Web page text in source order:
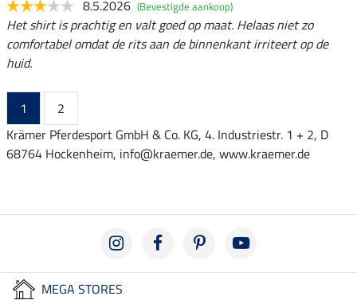
8.5.2026 (Bevestigde aankoop)
Het shirt is prachtig en valt goed op maat. Helaas niet zo
comfortabel omdat de rits aan de binnenkant irriteert op de
huid.
1
2
Krämer Pferdesport GmbH & Co. KG, 4. Industriestr. 1 + 2, D
68764 Hockenheim, info@kraemer.de, www.kraemer.de
MEGA STORES